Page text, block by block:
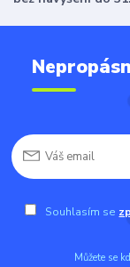
Souhlasím se
Můžete se